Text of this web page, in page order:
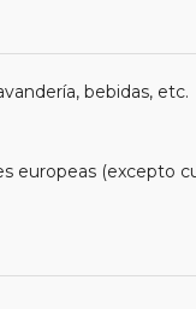
bebidas, etc.
europeas (excepto